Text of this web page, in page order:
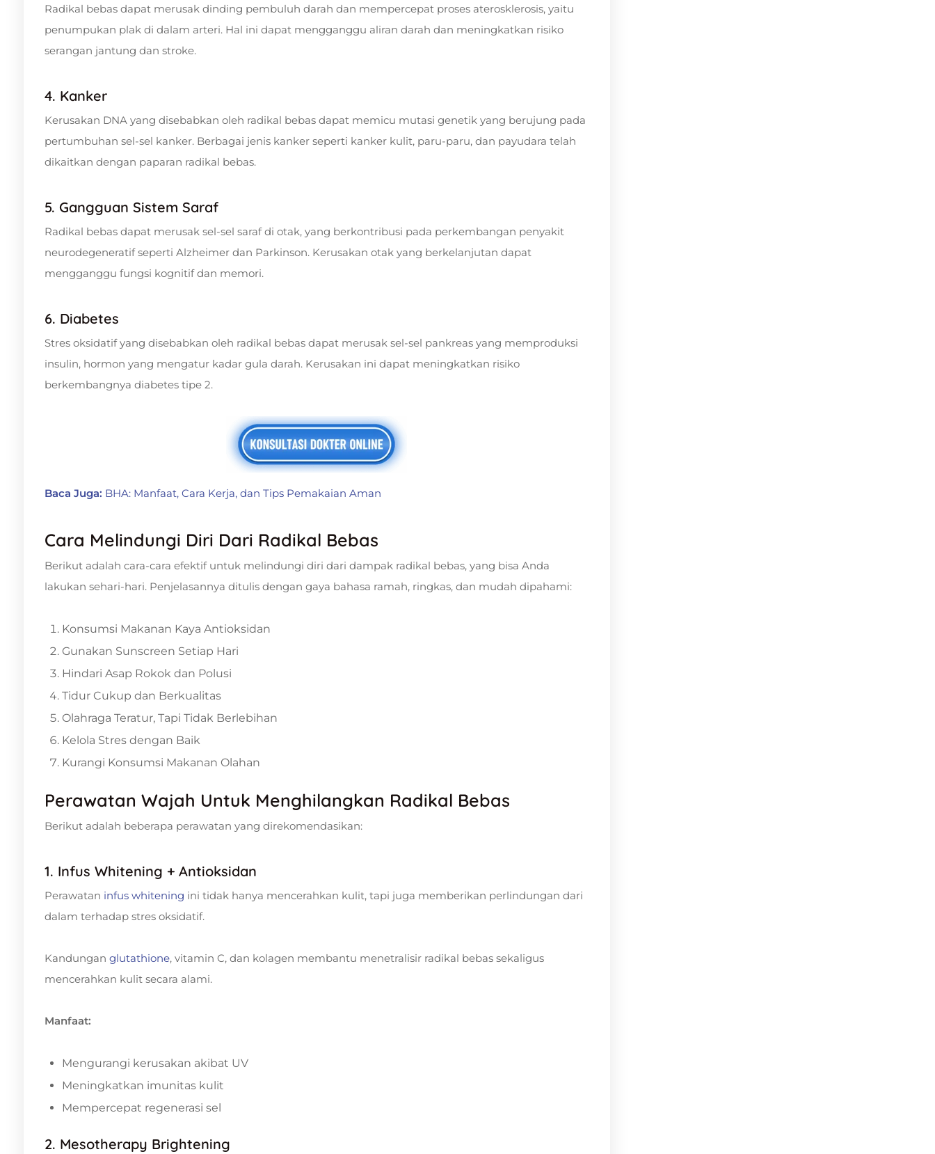
Radikal bebas dapat merusak dinding pembuluh darah dan mempercepat proses aterosklerosis, yaitu
penumpukan plak di dalam arteri. Hal ini dapat mengganggu aliran darah dan meningkatkan risiko
serangan jantung dan stroke.
4. Kanker
Kerusakan DNA yang disebabkan oleh radikal bebas dapat memicu mutasi genetik yang berujung pada
pertumbuhan sel-sel kanker. Berbagai jenis kanker seperti kanker kulit, paru-paru, dan payudara telah
dikaitkan dengan paparan radikal bebas.
5. Gangguan Sistem Saraf
Radikal bebas dapat merusak sel-sel saraf di otak, yang berkontribusi pada perkembangan penyakit
neurodegeneratif seperti Alzheimer dan Parkinson. Kerusakan otak yang berkelanjutan dapat
mengganggu fungsi kognitif dan memori.
6. Diabetes
Stres oksidatif yang disebabkan oleh radikal bebas dapat merusak sel-sel pankreas yang memproduksi
insulin, hormon yang mengatur kadar gula darah. Kerusakan ini dapat meningkatkan risiko
berkembangnya diabetes tipe 2.
Baca Juga: BHA: Manfaat, Cara Kerja, dan Tips Pemakaian Aman
Cara Melindungi Diri Dari Radikal Bebas
Berikut adalah cara-cara efektif untuk melindungi diri dari dampak radikal bebas, yang bisa Anda
lakukan sehari-hari. Penjelasannya ditulis dengan gaya bahasa ramah, ringkas, dan mudah dipahami:
Konsumsi Makanan Kaya Antioksidan
Gunakan Sunscreen Setiap Hari
Hindari Asap Rokok dan Polusi
Tidur Cukup dan Berkualitas
Olahraga Teratur, Tapi Tidak Berlebihan
Kelola Stres dengan Baik
Kurangi Konsumsi Makanan Olahan
Perawatan Wajah Untuk Menghilangkan Radikal Bebas
Berikut adalah beberapa perawatan yang direkomendasikan:
1. Infus Whitening + Antioksidan
Perawatan infus whitening ini tidak hanya mencerahkan kulit, tapi juga memberikan perlindungan dari
dalam terhadap stres oksidatif.
Kandungan glutathione, vitamin C, dan kolagen membantu menetralisir radikal bebas sekaligus
mencerahkan kulit secara alami.
Manfaat:
Mengurangi kerusakan akibat UV
Meningkatkan imunitas kulit
Mempercepat regenerasi sel
2. Mesotherapy Brightening